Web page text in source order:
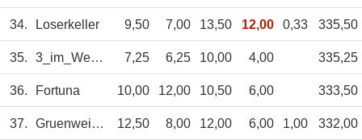
34. Loserkeller 9,50 7,00 13,50 12,00 0,33 335,50
35. 3_im_Weggla 7,25 6,25 10,00 4,00 335,25
36. Fortuna 10,00 12,00 10,50 6,00 333,50
37. Gruenweiss4ever 12,50 8,00 12,00 6,00 1,00 332,00